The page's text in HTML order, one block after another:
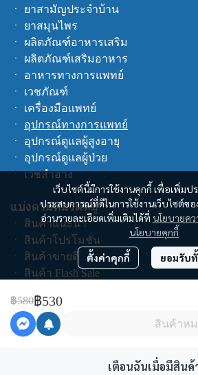
฿580฿530
สินค้าห
เตือนฉันเมื่อมีสินค้
เว็บไซต์นี้มีการใช้งานคุกกี้ เพื่อเพิ่ม
ประสบการณ์ที่ดีในการใช้งานเว็บไซต์ข
อ่านรายละเอียดเพิ่มเติมได้ที่ นโยบายค
นโยบายคุกกี้
ตั้งค่าคุกกี้ ยอมรับ
ㆍ ยาสามัญประจำบ้าน
ㆍ ยาสมุนไพร
ㆍ ผลิตภัณฑ์อาหารเสริม
ㆍ ผลิตภัณฑ์เสริมอาหาร
ㆍ อาหารทางการแพทย์
ㆍ เวชภัณฑ์
ㆍ เครื่องมือแพทย์
ㆍ อุปกรณ์ทางการแพทย์
ㆍ อุปกรณ์ดูแลผู้สูงอายุ
ㆍ อุปกรณ์ดูแลผู้ป่วย
ㆍเวชสำอาง
แบ่งตามหมวดหมู่
ㆍ สินค้าแนะนำ
ㆍ สินค้าโปรโมชั่น
ㆍ สินค้าขายดี
ㆍ สินค้า Flash Sale
ช็อปตามแบรนด์
คูปอง